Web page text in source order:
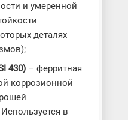
и умеренной
деталях
430)– ферритная
коррозионной
в